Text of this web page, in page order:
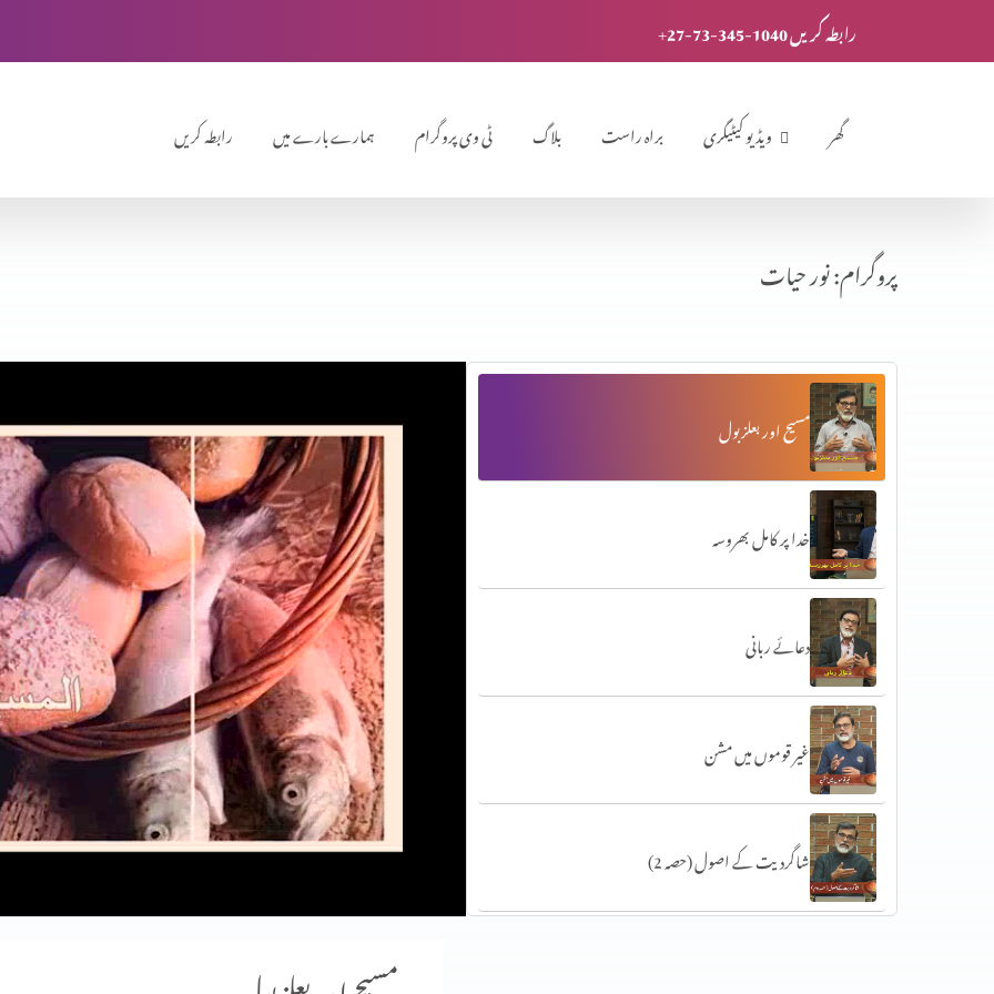
+27-73-345-1040 رابطہ کریں
رابطہ کریں ہمارے بارے میں ٹی وی پروگرام بلاگ براہ راست ویڈیو کیٹیگری گھر
پروگرام: نور حیات
مسیح اور بعلزبول
خدا پر کامل بھروسہ
دعائے ربانی
غیر قوموں میں مشن
شاگردیت کے اصول (حصہ 2)